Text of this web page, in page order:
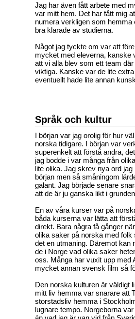
Jag har även fått arbete med
var mitt hem. Det har fått mig
numera verkligen som
bra klarade av studierna.
Något jag tyckte om var att
mycket med eleverna, kanske
att vi alla blev som ett team
viktiga. Kanske var de lite
eventuellt hade lite annan
Språk och kultur
I början var jag orolig för hur
norska tidigare. I början var
superenkelt att förstå andra,
jag bodde i var många från
lite olika. Jag skrev nya ord
början men så småningom
galant. Jag började senare
att de är ju ganska likt i
En av våra kurser var på
båda kurserna var lätta att
direkt. Bara några få gånger
olika saker på norska med
det en utmaning. Däremot kan
de i Norge vad olika saker
oss. Många har vuxit upp med
mycket annan svensk film så
Den norska kulturen är väldigt
mitt liv hemma var snarare att
storstadsliv hemma i
lugnare tempo. Norgeborna